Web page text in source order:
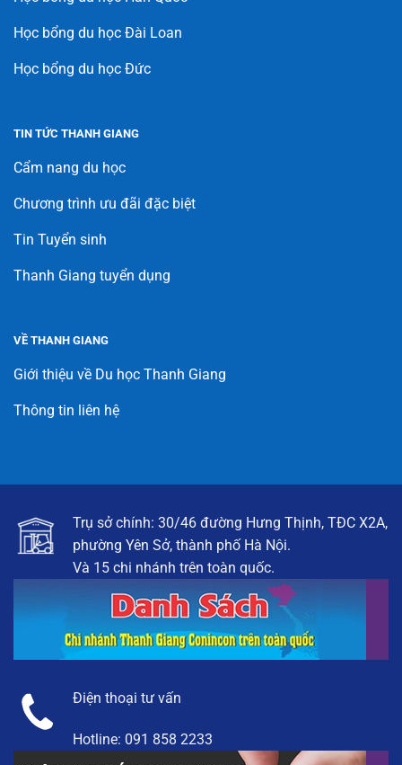
Học bổng du học Đài Loan
Học bổng du học Đức
TIN TỨC THANH GIANG
Cẩm nang du học
Chương trình ưu đãi đặc biệt
Tin Tuyển sinh
Thanh Giang tuyển dụng
VỀ THANH GIANG
Giới thiệu về Du học Thanh Giang
Thông tin liên hệ
Trụ sở chính: 30/46 đường Hưng Thịnh, TĐC X2A,
phường Yên Sở, thành phố Hà Nội.
Và 15 chi nhánh trên toàn quốc.
Điện thoại tư vấn
Hotline: 091 858 2233